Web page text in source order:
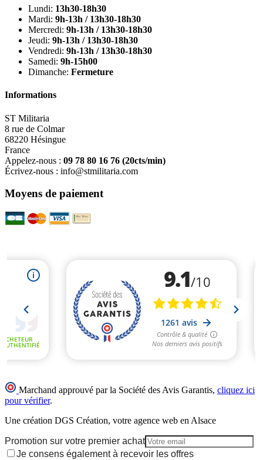
Lundi: 13h30-18h30
Mardi: 9h-13h / 13h30-18h30
Mercredi: 9h-13h / 13h30-18h30
Jeudi: 9h-13h / 13h30-18h30
Vendredi: 9h-13h / 13h30-18h30
Samedi: 9h-15h00
Dimanche: Fermeture
Informations
ST Militaria
8 rue de Colmar
68220 Hésingue
France
Appelez-nous : 09 78 80 16 76 (20cts/min)
Écrivez-nous : info@stmilitaria.com
Moyens de paiement
Marchand approuvé par la Société des Avis Garantis, cliquez ici
pour vérifier.
Une création DGS Création, votre agence web en Alsace
Promotion sur votre premier achat
Je consens également à recevoir les offres